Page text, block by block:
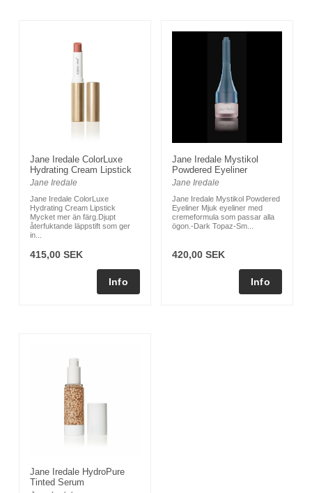
Jane Iredale ColorLuxe
Hydrating Cream Lipstick
Jane Iredale
Jane Iredale ColorLuxe
Hydrating Cream Lipstick
Mycket mer än färg.Djupt
återfuktande läppstift som ger
in...
415,00 SEK
Jane Iredale Mystikol
Powdered Eyeliner
Jane Iredale
Jane Iredale Mystikol Powdered
Eyeliner Mjuk eyeliner med
cremeformula som passar alla
ögon.-Dark Topaz-Sm...
420,00 SEK
Jane Iredale HydroPure
Tinted Serum